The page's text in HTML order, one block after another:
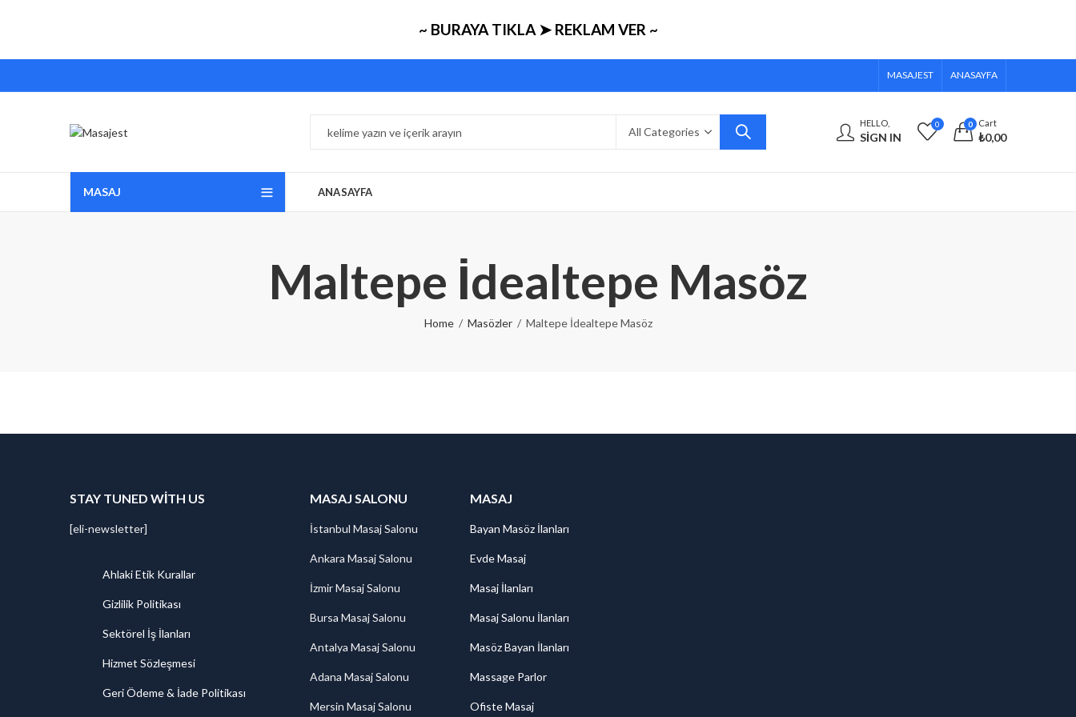
~ BURAYA TIKLA ➤ REKLAM VER ~
MASAJEST ANASAYFA
HELLO,
SIGN IN
0 0 Cart
₺0,00
MASAJ ANASAYFA
Maltepe İdealtepe Masöz
Home Masözler Maltepe İdealtepe Masöz
STAY TUNED WITH US
[eli-newsletter]
Ahlaki Etik Kurallar
Gizlilik Politikası
Sektörel İş İlanları
Hizmet Sözleşmesi
Geri Ödeme & İade Politikası
MASAJ SALONU
İstanbul Masaj Salonu
Ankara Masaj Salonu
İzmir Masaj Salonu
Bursa Masaj Salonu
Antalya Masaj Salonu
Adana Masaj Salonu
Mersin Masaj Salonu
MASAJ
Bayan Masöz İlanları
Evde Masaj
Masaj İlanları
Masaj Salonu İlanları
Masöz Bayan İlanları
Massage Parlor
Ofiste Masaj